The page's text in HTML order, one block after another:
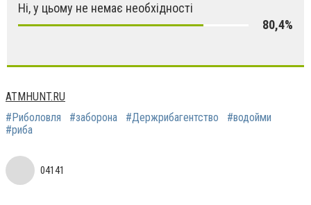
Ні, у цьому не немає необхідності
80,4%
ATMHUNT.RU
#Риболовля
#заборона #Держрибагентство
#водойми
#риба
04141